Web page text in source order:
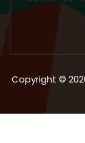
Copyright ©